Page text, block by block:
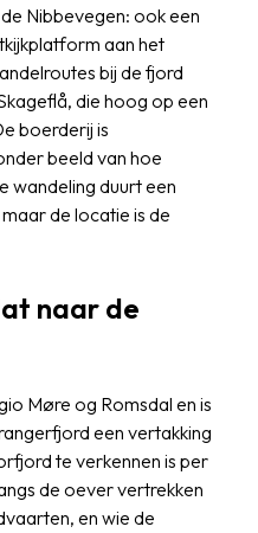
Nibbevegen: ook een
aan het
bij de fjord
die hoog op een
boerderij is
beeld van hoe
wandeling duurt een
de locatie is de
naar de
Møre og Romsdal en is
een vertakking
te verkennen is per
de oever vertrekken
en wie de